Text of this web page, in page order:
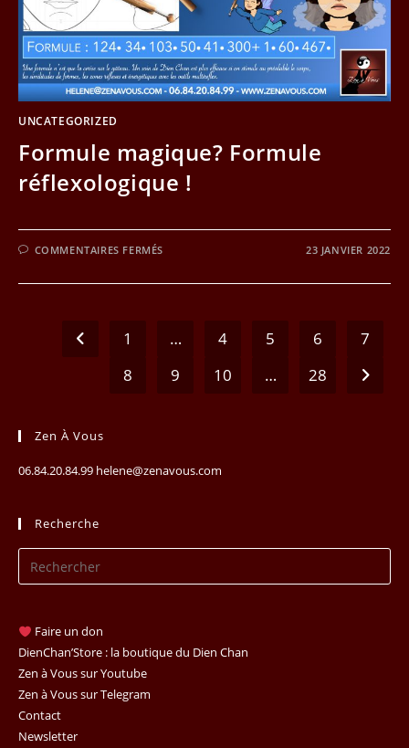
UNCATEGORIZED
Formule magique? Formule
réflexologique !
COMMENTAIRES FERMÉS
FORMULE
23 JANVIER 2022
Go to the previous page
1 … 4 5 6
7
8
9 10 … 28 Aller à
Zen À Vous
06.84.20.84.99 helene@zenavous.com
Recherche
Faire un don
DienChan’Store : la boutique du Dien Chan
Zen à Vous sur Youtube
Zen à Vous sur Telegram
Contact
Newsletter